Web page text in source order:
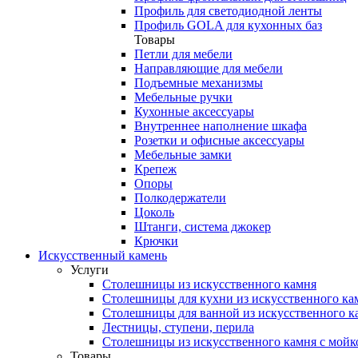
Профиль для светодиодной ленты
Профиль GOLA для кухонных баз
Товары
Петли для мебели
Направляющие для мебели
Подъемные механизмы
Мебельные ручки
Кухонные аксессуары
Внутреннее наполнение шкафа
Розетки и офисные аксессуары
Мебельные замки
Крепеж
Опоры
Полкодержатели
Цоколь
Штанги, система джокер
Крючки
Искусственный камень
Услуги
Столешницы из искусственного камня
Столешницы для кухни из искусственного
Столешницы для ванной из искусственного
Лестницы, ступени, перила
Столешницы из искусственного камня с